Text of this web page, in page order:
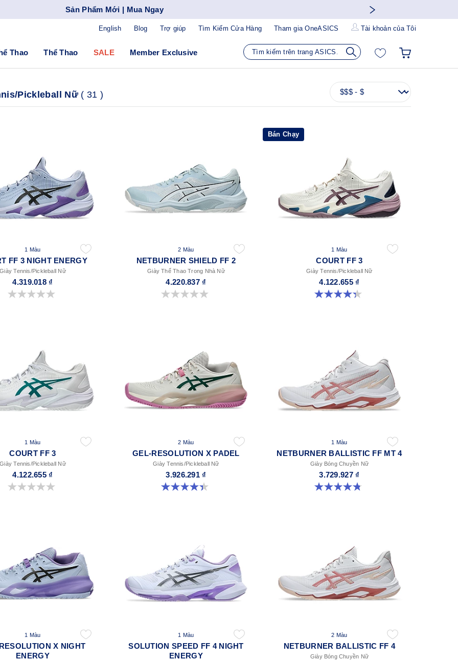
Sản Phẩm Mới | Mua Ngay
Blog Trợ giúp Tìm Kiếm Cửa Hàng Tham gia OneASICS Tài khoản của Tôi
English
Thao Thể Thao SALE Member Exclusive
Pickleball Nữ ( 31)
1 Màu
FF 3 NIGHT ENERGY
Giày Tennis/Pickleball Nữ
4.319.018 ₫
0.0 trong số 5 sao.
2 Màu
NETBURNER SHIELD FF 2
Giày Thể Thao Trong Nhà Nữ
4.220.837 ₫
0.0 trong số 5 sao.
Bán Chạy
1 Màu
COURT FF 3
Giày Tennis/Pickleball Nữ
4.122.655 ₫
4.3 trong số 5 sao. 55 đánh giá
1 Màu
COURT FF 3
Giày Tennis/Pickleball Nữ
4.122.655 ₫
0.0 trong số 5 sao.
2 Màu
GEL-RESOLUTION X PADEL
Giày Tennis/Pickleball Nữ
3.926.291 ₫
4.4 trong số 5 sao. 22 đánh giá
1 Màu
NETBURNER BALLISTIC FF MT 4
Giày Bóng Chuyền Nữ
3.729.927 ₫
4.8 trong số 5 sao. 5 đánh giá
1 Màu
X NIGHT
ENERGY
1 Màu
SOLUTION SPEED FF 4 NIGHT
ENERGY
2 Màu
NETBURNER BALLISTIC FF 4
Giày Bóng Chuyền Nữ